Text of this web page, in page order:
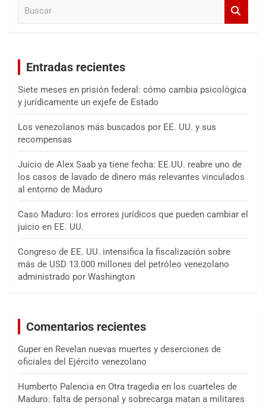
Entradas recientes
Siete meses en prisión federal: cómo cambia psicológica
y jurídicamente un exjefe de Estado
Los venezolanos más buscados por EE. UU. y sus
recompensas
Juicio de Alex Saab ya tiene fecha: EE.UU. reabre uno de
los casos de lavado de dinero más relevantes vinculados
al entorno de Maduro
Caso Maduro: los errores jurídicos que pueden cambiar el
juicio en EE. UU.
Congreso de EE. UU. intensifica la fiscalización sobre
más de USD 13.000 millones del petróleo venezolano
administrado por Washington
Comentarios recientes
Guper en Revelan nuevas muertes y deserciones de
oficiales del Ejército venezolano
Humberto Palencia en Otra tragedia en los cuarteles de
Maduro: falta de personal y sobrecarga matan a militares